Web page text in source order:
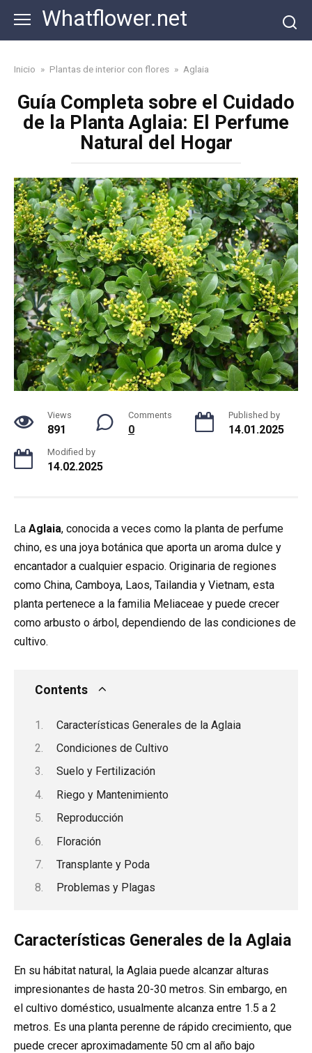
content
Whatflower.net
Inicio » Plantas de interior con flores » Aglaia
Guía Completa sobre el Cuidado
de la Planta Aglaia: El Perfume
Natural del Hogar
Views
891
Comments
0
Published by
14.01.2025
Modified by
14.02.2025
La Aglaia, conocida a veces como la planta de perfume
chino, es una joya botánica que aporta un aroma dulce y
encantador a cualquier espacio. Originaria de regiones
como China, Camboya, Laos, Tailandia y Vietnam, esta
planta pertenece a la familia Meliaceae y puede crecer
como arbusto o árbol, dependiendo de las condiciones de
cultivo.
Contents
Características Generales de la Aglaia
Condiciones de Cultivo
Suelo y Fertilización
Riego y Mantenimiento
Reproducción
Floración
Transplante y Poda
Problemas y Plagas
Características Generales de la Aglaia
En su hábitat natural, la Aglaia puede alcanzar alturas
impresionantes de hasta 20-30 metros. Sin embargo, en
el cultivo doméstico, usualmente alcanza entre 1.5 a 2
metros. Es una planta perenne de rápido crecimiento, que
puede crecer aproximadamente 50 cm al año bajo